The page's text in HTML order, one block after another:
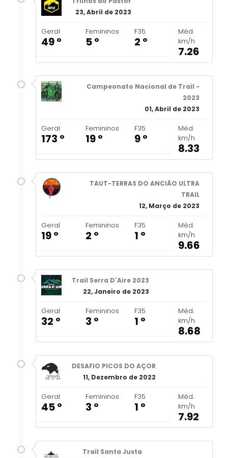
23, Abril de 2023
Geral
49 º
Femininos
5 º
F35
2 º
Méd.
km/h
7.26
Campeonato Nacional de Trail -
2023
01, Abril de 2023
Geral
173 º
Femininos
19 º
F35
9 º
Méd.
km/h
8.33
TAUT-TERRAS DO ANCIÃO ULTRA
TRAIL
12, Março de 2023
Geral
19 º
Femininos
2 º
F35
1 º
Méd.
km/h
9.66
Trail Serra D`Aire 2023
22, Janeiro de 2023
Geral
32 º
Femininos
3 º
F35
1 º
Méd.
km/h
8.68
DESAFIO PICOS DO AÇOR
11, Dezembro de 2022
Geral
45 º
Femininos
3 º
F35
1 º
Méd.
km/h
7.92
Trail Santa Justa